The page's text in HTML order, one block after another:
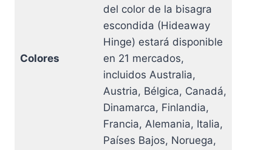
Colores
del color de la bisagra
escondida (Hideaway
Hinge) estará disponible
en 21 mercados,
incluidos Australia,
Austria, Bélgica, Canadá,
Dinamarca, Finlandia,
Francia, Alemania, Italia,
Países Bajos, Noruega,